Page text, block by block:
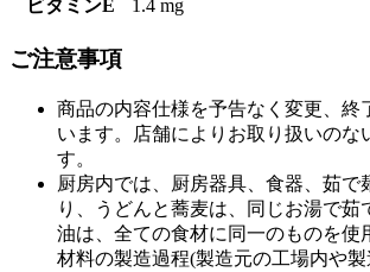
ビタミンE
1.4 mg
ご注意事項
商品の内容仕様を予告なく変更、終
います。店舗によりお取り扱いのな
す。
厨房内では、厨房器具、食器、茹で
り、うどんと蕎麦は、同じお湯で茹
油は、全ての食材に同一のものを使
材料の製造過程(製造元の工場内や